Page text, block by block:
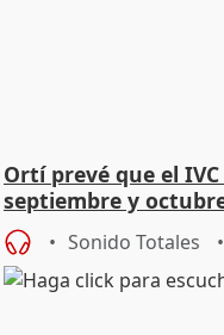
Ortí prevé que el
septiembre y
Sonido Totales